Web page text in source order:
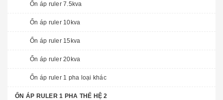
Ổn áp ruler 7.5kva
Ổn áp ruler 10kva
Ổn áp ruler 15kva
Ổn áp ruler 20kva
Ổn áp ruler 1 pha loại khác
ỔN ÁP RULER 1 PHA THẾ HỆ 2